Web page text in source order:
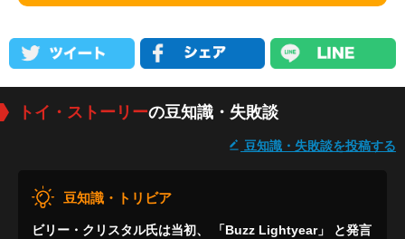
トイ・ストーリーの豆知識・失敗談
豆知識・失敗談を投稿する
豆知識・トリビア
ビリー・クリスタル氏は当初、 「Buzz Lightyear」 と発言